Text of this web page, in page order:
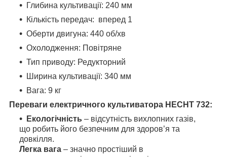
Глибина культивації: 240 мм
Кількість передач: вперед 1
Оберти двигуна: 440 об/хв
Охолодження: Повітряне
Тип приводу: Редукторний
Ширина культивації: 340 мм
Вага: 9 кг
Переваги електричного культиватора HECHT 732:
Екологічність – відсутність вихлопних газів,
що робить його безпечним для здоров’я та
довкілля.
Легка вага – значно простіший в